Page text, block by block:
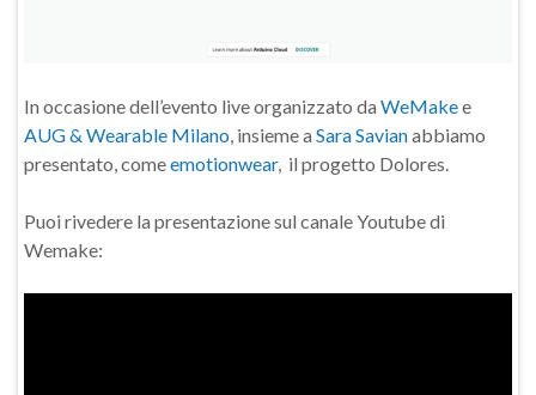
In occasione dell’evento live organizzato da WeMakee
AUG & Wearable Milano, insieme a Sara Savianabbiamo
presentato, comeemotionwear, il progetto Dolores.
Puoi rivedere la presentazione sul canale Youtube di
Wemake: